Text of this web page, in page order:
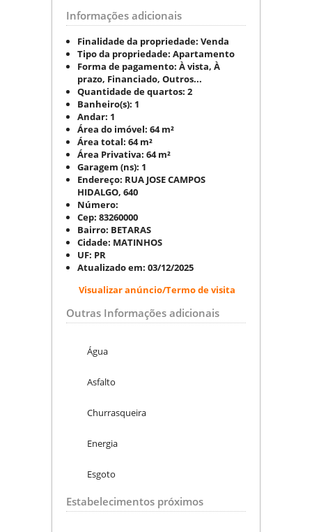
Informações adicionais
Finalidade da propriedade: Venda
Tipo da propriedade: Apartamento
Forma de pagamento: À vista, À
prazo, Financiado, Outros...
Quantidade de quartos: 2
Banheiro(s): 1
Andar: 1
Área do imóvel: 64 m²
Área total: 64 m²
Área Privativa: 64 m²
Garagem (ns): 1
Endereço: RUA JOSE CAMPOS
HIDALGO, 640
Número:
Cep: 83260000
Bairro: BETARAS
Cidade: MATINHOS
UF: PR
Atualizado em: 03/12/2025
Visualizar anúncio/Termo de visita
Outras Informações adicionais
Água
Asfalto
Churrasqueira
Energia
Esgoto
Estabelecimentos próximos